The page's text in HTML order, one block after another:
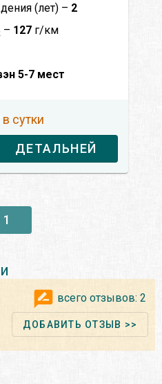
(лет) – 2
– 127 г/км
5-7 мест
в сутки
ДЕТАЛЬНЕЙ
1
всего отзывов: 2
ДОБАВИТЬ ОТЗЫВ >>